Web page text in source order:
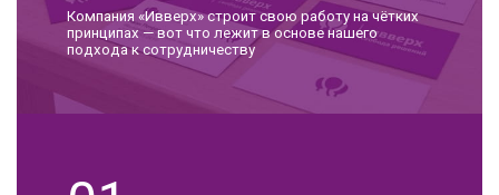
Компания «Ивверх» строит свою работу на чётких
принципах — вот что лежит в основе нашего
подхода к сотрудничеству